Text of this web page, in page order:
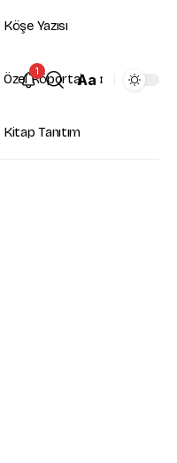
Köşe Yazısı
Özel Röportaj
Kitap Tanıtım
1 Aa